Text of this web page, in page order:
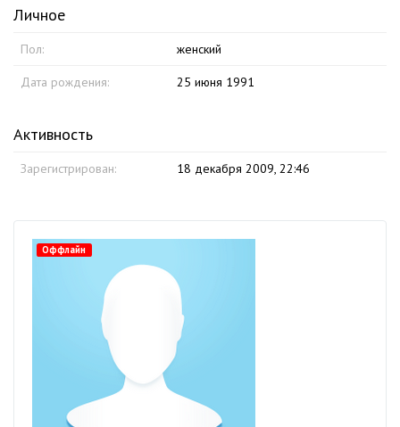
Личное
Пол: женский
Дата рождения: 25 июня 1991
Активность
Зарегистрирован: 18 декабря 2009, 22:46
Оффлайн